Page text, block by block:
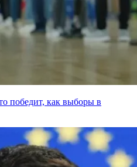
победит, как выборы в